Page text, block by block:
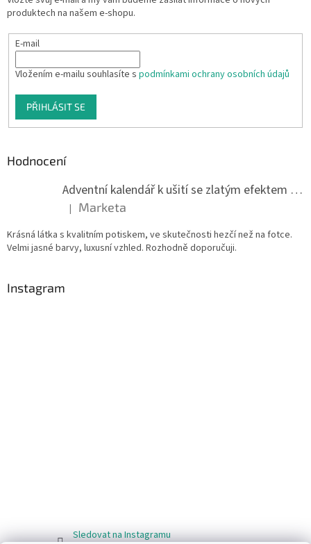
produktech na našem e-shopu.
E-mail
Vložením e-mailu souhlasíte s podmínkami ochrany osobních údajů
PŘIHLÁSIT SE
Hodnocení
Adventní kalendář k ušití se zlatým efektem 042Q
Hodnocení produktu je 5 z 5 hvězdiček.
| Marketa
Krásná látka s kvalitním potiskem, ve skutečnosti hezčí než na fotce.
Velmi jasné barvy, luxusní vzhled. Rozhodně doporučuji.
Instagram
Sledovat na Instagramu